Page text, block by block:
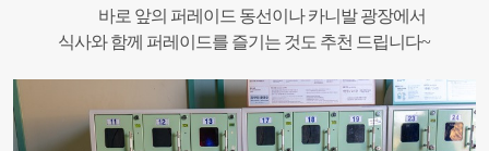
바로 앞의 퍼레이드 동선이나 카니발 광장에서
식사와 함께 퍼레이드를 즐기는 것도 추천 드립니다~